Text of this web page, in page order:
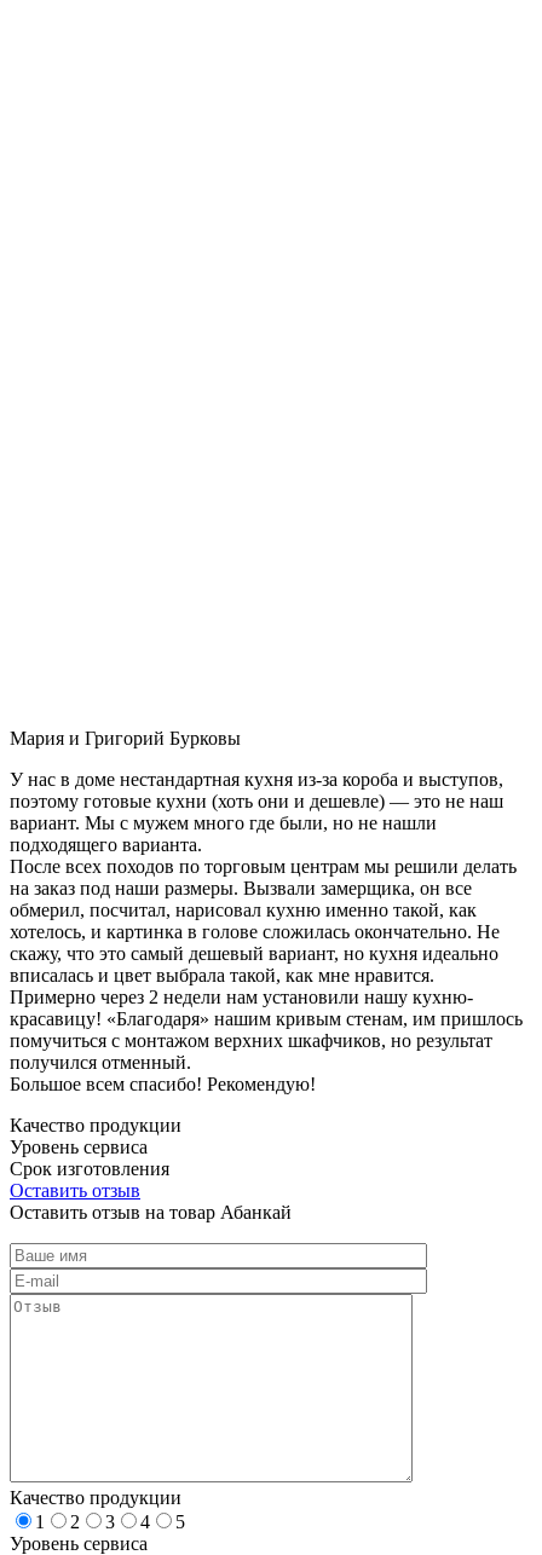
Мария и Григорий Бурковы
У нас в доме нестандартная кухня из-за короба и выступов,
поэтому готовые кухни (хоть они и дешевле) — это не наш
вариант. Мы с мужем много где были, но не нашли
подходящего варианта.
После всех походов по торговым центрам мы решили делать
на заказ под наши размеры. Вызвали замерщика, он все
обмерил, посчитал, нарисовал кухню именно такой, как
хотелось, и картинка в голове сложилась окончательно. Не
скажу, что это самый дешевый вариант, но кухня идеально
вписалась и цвет выбрала такой, как мне нравится.
Примерно через 2 недели нам установили нашу кухню-
красавицу! «Благодаря» нашим кривым стенам, им пришлось
помучиться с монтажом верхних шкафчиков, но результат
получился отменный.
Большое всем спасибо! Рекомендую!
Качество продукции
Уровень сервиса
Срок изготовления
Оставить отзыв
Оставить отзыв на товар Абанкай
Качество продукции
1
2 3 4
5
Уровень сервиса